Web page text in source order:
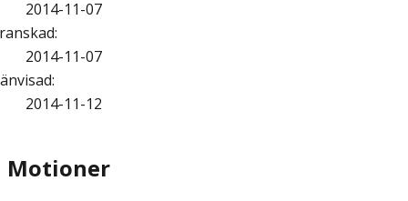
2014-11-07
:
2014-11-07
:
2014-11-12
Motioner